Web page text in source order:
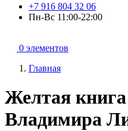
+7 916 804 32 06
Пн-Вс 11:00-22:00
0 элементов
Главная
Желтая книга
Владимира